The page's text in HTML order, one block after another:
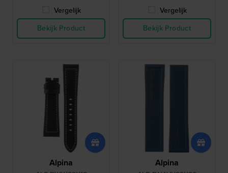
Vergelijk
Bekijk Product
Vergelijk
Bekijk Product
Alpina Alpina